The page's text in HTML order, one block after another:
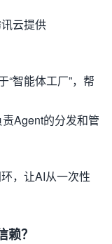
云提供
“智能体工厂”，帮
责Agent的分发和管
，让AI从一次性
？